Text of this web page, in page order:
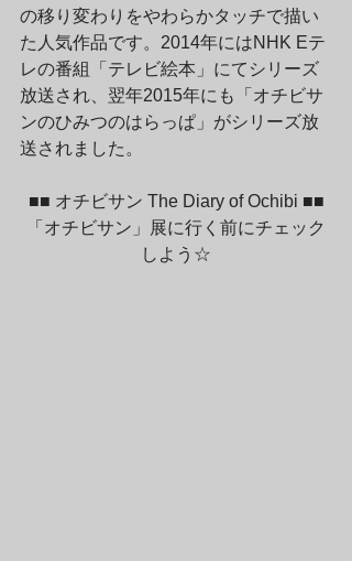
の移り変わりをやわらかタッチで描い
た人気作品です。2014年にはNHK Eテ
レの番組「テレビ絵本」にてシリーズ
放送され、翌年2015年にも「オチビサ
ンのひみつのはらっぱ」がシリーズ放
送されました。
■■ オチビサン The Diary of Ochibi ■■
「オチビサン」展に行く前にチェック
しよう☆